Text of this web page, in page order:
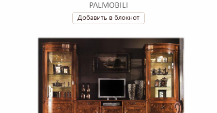
PALMOBILI
Добавить в блокнот